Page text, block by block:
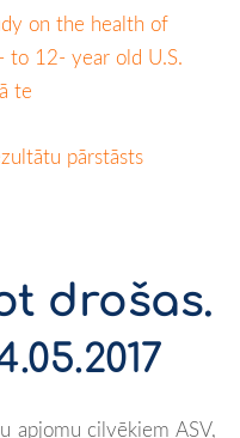
on the health of
to 12- year old U.S.
te
pārstāsts
drošas.
apjomu cilvēkiem ASV,